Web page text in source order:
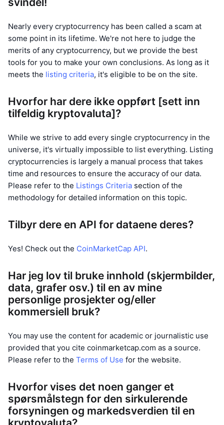
Nearly every cryptocurrency has been called a scam at
some point in its lifetime. We're not here to judge the
merits of any cryptocurrency, but we provide the best
tools for you to make your own conclusions. As long as it
meets the listing criteria, it's eligible to be on the site.
Hvorfor har dere ikke oppført [sett inn
tilfeldig kryptovaluta]?
While we strive to add every single cryptocurrency in the
universe, it's virtually impossible to list everything. Listing
cryptocurrencies is largely a manual process that takes
time and resources to ensure the accuracy of our data.
Please refer to the Listings Criteria section of the
methodology for detailed information on this topic.
Tilbyr dere en API for dataene deres?
Yes! Check out the CoinMarketCap API.
Har jeg lov til bruke innhold (skjermbilder,
data, grafer osv.) til en av mine
personlige prosjekter og/eller
kommersiell bruk?
You may use the content for academic or journalistic use
provided that you cite coinmarketcap.com as a source.
Please refer to the Terms of Use for the website.
Hvorfor vises det noen ganger et
spørsmålstegn for den sirkulerende
forsyningen og markedsverdien til en